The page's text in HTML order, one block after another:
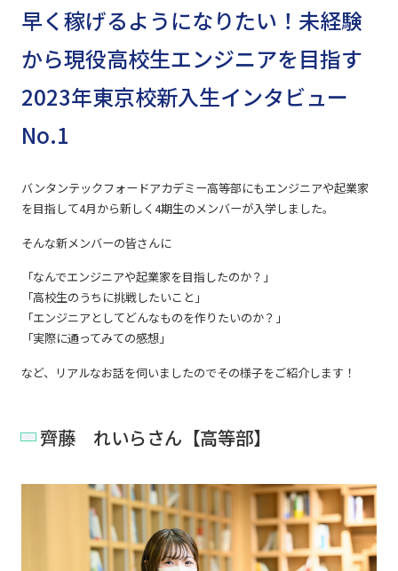
早く稼げるようになりたい！未経験
から現役高校生エンジニアを目指す
2023年東京校新入生インタビュー
No.1
バンタンテックフォードアカデミー高等部にもエンジニアや起業家
を目指して4月から新しく4期生のメンバーが入学しました。
そんな新メンバーの皆さんに
「なんでエンジニアや起業家を目指したのか？」
「高校生のうちに挑戦したいこと」
「エンジニアとしてどんなものを作りたいのか？」
「実際に通ってみての感想」
など、リアルなお話を伺いましたのでその様子をご紹介します！
齊藤 れいらさん【高等部】